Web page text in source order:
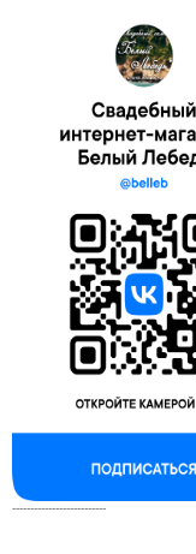
--------------------------